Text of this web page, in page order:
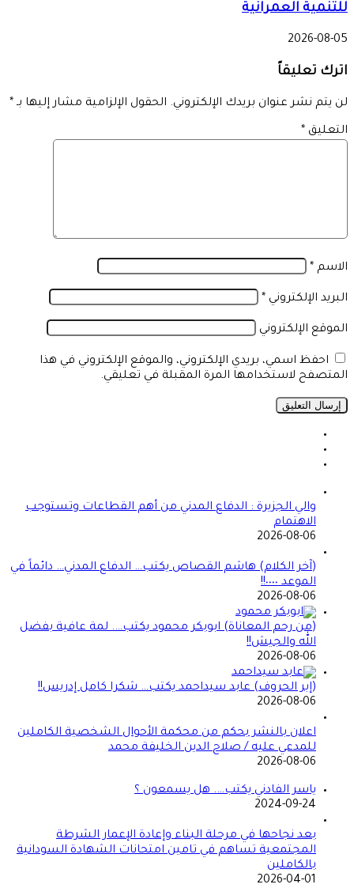
للتنمية العمرانية
2026-08-05
اترك تعليقاً
لن يتم نشر عنوان بريدك الإلكتروني. الحقول الإلزامية مشار إليها بـ *
التعليق *
الاسم *
البريد الإلكتروني *
الموقع الإلكتروني
احفظ اسمي، بريدي الإلكتروني، والموقع الإلكتروني في هذا
المتصفح لاستخدامها المرة المقبلة في تعليقي.
والي الجزيرة : الدفاع المدني من أهم القطاعات وتستوجب
الاهتمام
2026-08-06
(آخر الكلام) هاشم القصاص يكتب… الدفاع المدني… دائماً في
الموعد ٠٠٠٠!!
2026-08-06
(من رحم المعاناة) ابوبكر محمود يكتب…. لمة عافية بفضل
الله والجيش!!
2026-08-06
(إبر الحروف) عابد سيداحمد يكتب… شكرا كامل إدريس!!
2026-08-06
اعلان بالنشر بحكم من محكمة الأحوال الشخصية الكاملين
للمدعي عليه / صلاح الدين الخليفة محمد
2026-08-06
ياسر الفادني يكتب…. هل يسمعون ؟
2024-09-24
بعد نجاحها في مرحلة البناء وإعادة الإعمار الشرطة
المجتمعية تساهم في تامين امتحانات الشهادة السودانية
بالكاملين
2026-04-01